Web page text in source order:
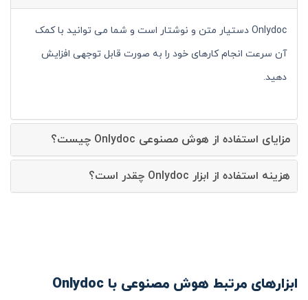
Onlydoc دستیار متن و نوشتار است و شما می توانید با کمک
آن سرعت انجام کارهای خود را به صورت قابل توجهی افزایش
دهید.
مزایای استفاده از هوش مصنوعی Onlydoc چیست؟
هزینه استفاده از ابزار Onlydoc چقدر است؟
ابزارهای مرتبط هوش مصنوعی با Onlydoc